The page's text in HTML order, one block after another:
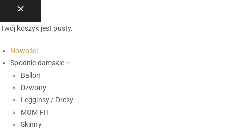
Twój koszyk jest pusty.
Nowości
Spodnie damskie
Ballon
Dzwony
Legginsy / Dresy
MOM FIT
Skinny